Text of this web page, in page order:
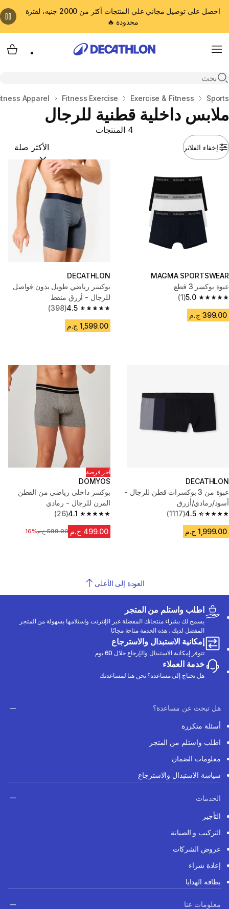
احصل على توصيل مجاني علي المنتجات أكثر من 2000 جنيه، لفترة
محدودة 🔥
Menu
Open search
المنزل
Sports
Exercise & Fitness
Fitness Exercise
Apparel
ملابس داخلية قطنية للرجال
إخفاء الفلاتر
4 المنتجات
ترتيب حسب:
MAGMA SPORTSWEAR
عبوة بوكسر 3 قطع
5.0
5.0 out of 5 stars from 1 reviews
(1)
399.00 ج.م
DECATHLON
بوكسر رياضي طويل بدون فواصل
للرجال - أزرق منقط
4.5
4.5 out of 5 stars from 398 reviews
(398)
1,599.00 ج.م
DECATHLON
عبوة من 3 بوكسرات قطن للرجال -
أسود/رمادي/أزرق
4.5
4.5 out of 5 stars from 1117 reviews
(1117)
1,999.00 ج.م
آخر فرصة
DOMYOS
بوكسر داخلي رياضي من القطن
المرن للرجال - رمادي
4.1
4.1 out of 5 stars from 26 reviews
(26)
499.00 ج.م السعر قبل التخفيض
599.00 ج.م 16%
العودة إلى الأعلى
اطلب واستلم من المتجر
يسمح لك بشراء منتجاتك المفضلة عبر الإنترنت واستلامها بسهولة من المتجر
المفضل لديك ، هذه الخدمة متاحة مجانًا
إمكانية الاستبدال والاسترجاع
تتوفر إمكانية الاستبدال والإرجاع خلال 60 يوم
خدمة العملاء
هل تحتاج إلى مساعدة؟ نحن هنا لمساعدتك
هل تبحث عن مساعدة؟
أسئلة متكررة
اطلب واستلم من المتجر
معلومات الضمان
سياسة الاستبدال والاسترجاع
الخدمات
التأجير
التركيب و الصيانة
عروض الشركات
إعادة شراء
بطاقة الهدايا
معلومات عنا